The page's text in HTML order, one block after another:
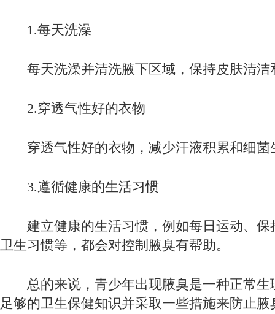
1.每天洗澡
每天洗澡并清洗腋下区域，保持皮肤清洁
2.穿透气性好的衣物
穿透气性好的衣物，减少汗液积累和细菌
3.遵循健康的生活习惯
建立健康的生活习惯，例如每日运动、保
卫生习惯等，都会对控制腋臭有帮助。
总的来说，青少年出现腋臭是一种正常生
足够的卫生保健知识并采取一些措施来防止